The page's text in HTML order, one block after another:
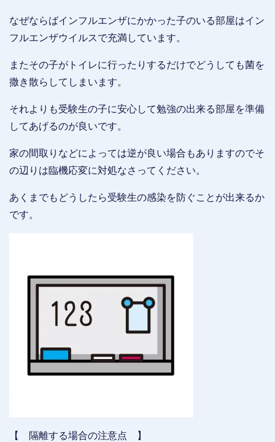
なぜならばインフルエンザにかかった子のいる部屋はイン
フルエンザウイルスで充満しています。
またその子がトイレに行ったりするだけでどうしても菌を
撒き散らしてしまいます。
それよりも受験生の子に安心して勉強の出来る部屋を準備
してあげるのが良いです。
家の間取りなどによっては逆が良い場合もありますのでそ
の辺りは臨機応変に対処なさってください。
あくまでもどうしたら受験生の感染を防ぐことが出来るか
です。
【 隔離する場合の注意点 】